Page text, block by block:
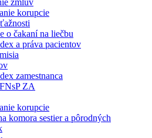
zmlúv
korupcie
o čakaní na liečbu
a práva pacientov
zamestnanca
ZA
korupcie
komora sestier a pôrodných